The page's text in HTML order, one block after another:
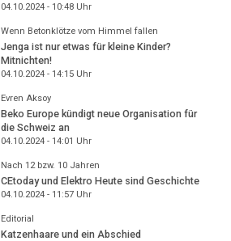
04.10.2024 - 10:48Uhr
Wenn Betonklötze vom Himmel fallen
Jenga ist nur etwas für kleine Kinder?
Mitnichten!
04.10.2024 - 14:15Uhr
Evren Aksoy
Beko Europe kündigt neue Organisation für
die Schweiz an
04.10.2024 - 14:01 Uhr
Nach 12 bzw. 10 Jahren
CEtoday und Elektro Heute sind Geschichte
04.10.2024 - 11:57Uhr
Editorial
Katzenhaare und ein Abschied